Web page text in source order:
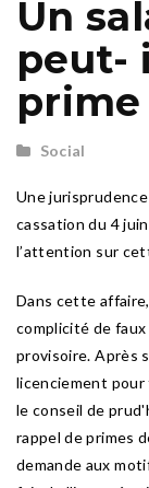
Un
peut-
prime
Social
Une
cassation du 4
l’attention sur
Dans cette
complicité de
provisoire. Après
licenciement pour
le conseil de
rappel de primes
demande aux